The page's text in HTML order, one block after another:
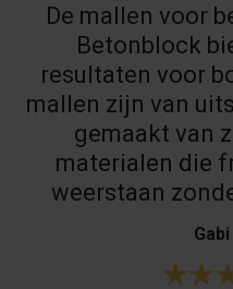
De mallen voor
Betonblock
resultaten voor
mallen zijn van
gemaakt van
materialen die
weerstaan